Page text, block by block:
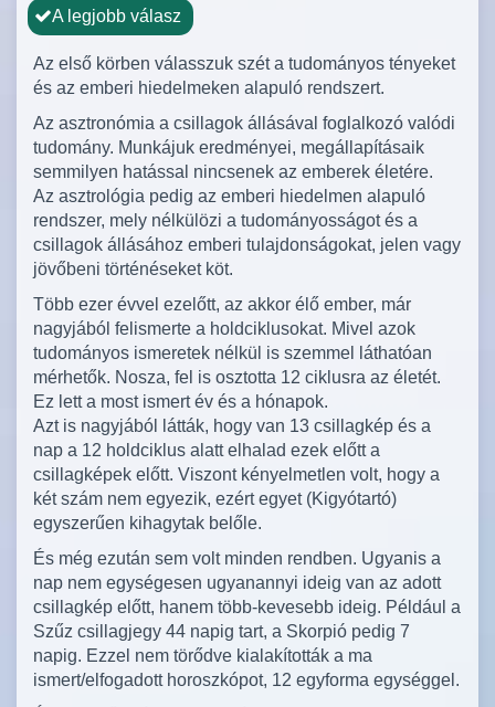
A legjobb válasz
Az első körben válasszuk szét a tudományos tényeket
és az emberi hiedelmeken alapuló rendszert.
Az asztronómia a csillagok állásával foglalkozó valódi
tudomány. Munkájuk eredményei, megállapításaik
semmilyen hatással nincsenek az emberek életére.
Az asztrológia pedig az emberi hiedelmen alapuló
rendszer, mely nélkülözi a tudományosságot és a
csillagok állásához emberi tulajdonságokat, jelen vagy
jövőbeni történéseket köt.
Több ezer évvel ezelőtt, az akkor élő ember, már
nagyjából felismerte a holdciklusokat. Mivel azok
tudományos ismeretek nélkül is szemmel láthatóan
mérhetők. Nosza, fel is osztotta 12 ciklusra az életét.
Ez lett a most ismert év és a hónapok.
Azt is nagyjából látták, hogy van 13 csillagkép és a
nap a 12 holdciklus alatt elhalad ezek előtt a
csillagképek előtt. Viszont kényelmetlen volt, hogy a
két szám nem egyezik, ezért egyet (Kigyótartó)
egyszerűen kihagytak belőle.
És még ezután sem volt minden rendben. Ugyanis a
nap nem egységesen ugyanannyi ideig van az adott
csillagkép előtt, hanem több-kevesebb ideig. Például a
Szűz csillagjegy 44 napig tart, a Skorpió pedig 7
napig. Ezzel nem törődve kialakították a ma
ismert/elfogadott horoszkópot, 12 egyforma egységgel.